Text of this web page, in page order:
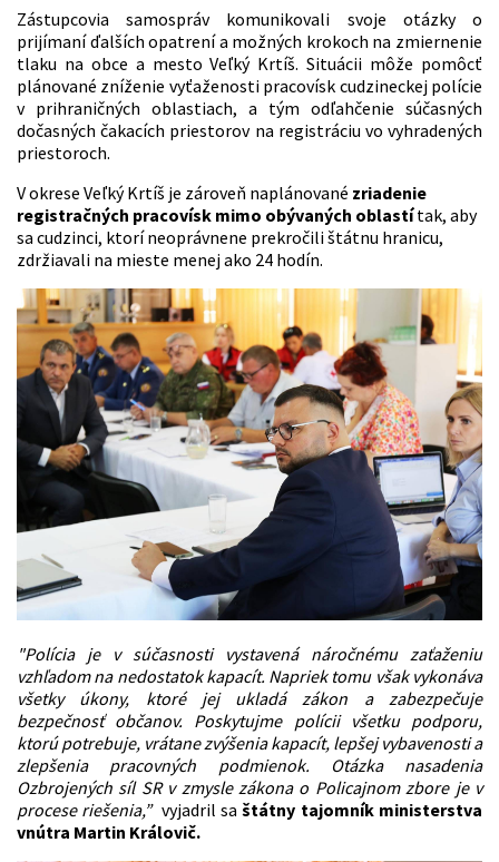
Zástupcovia samospráv komunikovali svoje otázky o
prijímaní ďalších opatrení a možných krokoch na zmiernenie
tlaku na obce a mesto Veľký Krtíš. Situácii môže pomôcť
plánované zníženie vyťaženosti pracovísk cudzineckej polície
v prihraničných oblastiach, a tým odľahčenie súčasných
dočasných čakacích priestorov na registráciu vo vyhradených
priestoroch.
V okrese Veľký Krtíš je zároveň naplánované zriadenie
registračných pracovísk mimo obývaných oblastítak, aby
sa cudzinci, ktorí neoprávnene prekročili štátnu hranicu,
zdržiavali na mieste menej ako 24 hodín.
"Polícia je v súčasnosti vystavená náročnému zaťaženiu
vzhľadom na nedostatok kapacít. Napriek tomu však vykonáva
všetky úkony, ktoré jej ukladá zákon a zabezpečuje
bezpečnosť občanov. Poskytujme polícii všetku podporu,
ktorú potrebuje, vrátane zvýšenia kapacít, lepšej vybavenosti a
zlepšenia pracovných podmienok. Otázka nasadenia
Ozbrojených síl SR v zmysle zákona o Policajnom zbore je v
procese riešenia,” vyjadril saštátny tajomník ministerstva
vnútra Martin Královič.